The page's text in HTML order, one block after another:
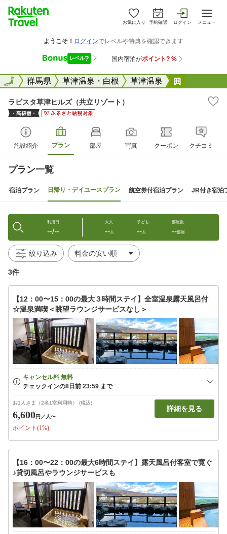
お気に入り 予約確認 ログイン メニュー
全国群馬県 草津温泉・白根 草津温泉
全国
ラビスタ草津ヒルズ（共立リゾート）
施設紹介 プラン 部屋 写真 クーポン クチコミ
プラン一覧
宿泊プラン 日帰り・デイユースプラン 航空券付宿泊プラン JR付き宿泊
利用日
--/--
大人
--人
子ども
--人
部屋数
--部屋
絞り込み
3件
【12：00〜15：00の最大３時間ステイ】全室温泉露天風呂付
☆温泉満喫＜眺望ラウンジサービスなし＞
お1人さま（2名1室利用時） (税込)
6,600円 ／人〜
ポイント(1%)
詳細を見る
【16：00〜22：00の最大6時間ステイ】露天風呂付客室で寛ぐ
♪貸切風呂やラウンジサービスも